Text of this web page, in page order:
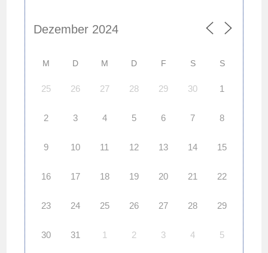
M D M D F S S
25 26 27 28 29 30 1
2 3 4 5 6 7 8
9 10 11 12 13 14 15
16 17 18 19 20 21 22
23 24 25 26 27 28 29
30 31 1 2 3 4 5